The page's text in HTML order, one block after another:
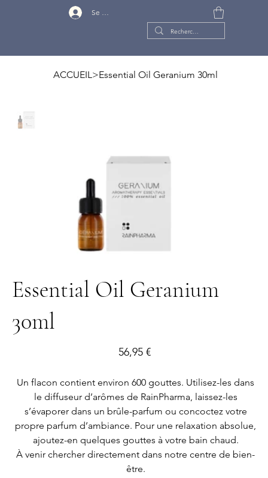
Se connecter
ACCUEIL>Essential Oil Geranium 30ml
Essential Oil Geranium
30ml
Prix
56,95 €
Un flacon contient environ 600 gouttes. Utilisez-les dans
le diffuseur d’arômes de RainPharma, laissez-les
s’évaporer dans un brûle-parfum ou concoctez votre
propre parfum d’ambiance. Pour une relaxation absolue,
ajoutez-en quelques gouttes à votre bain chaud.
À venir chercher directement dans notre centre de bien-
être.